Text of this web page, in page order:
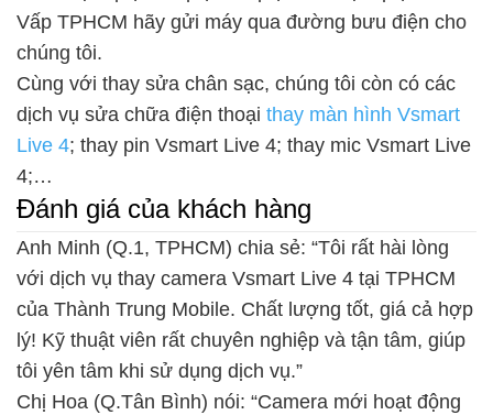
Vấp TPHCM hãy gửi máy qua đường bưu điện cho
chúng tôi.
Cùng với thay sửa chân sạc, chúng tôi còn có các
dịch vụ sửa chữa điện thoại thay màn hình Vsmart
Live 4; thay pin Vsmart Live 4; thay mic Vsmart Live
4;…
Đánh giá của khách hàng
Anh Minh (Q.1, TPHCM) chia sẻ: “Tôi rất hài lòng
với dịch vụ thay camera Vsmart Live 4 tại TPHCM
của Thành Trung Mobile. Chất lượng tốt, giá cả hợp
lý! Kỹ thuật viên rất chuyên nghiệp và tận tâm, giúp
tôi yên tâm khi sử dụng dịch vụ.”
Chị Hoa (Q.Tân Bình) nói: “Camera mới hoạt động